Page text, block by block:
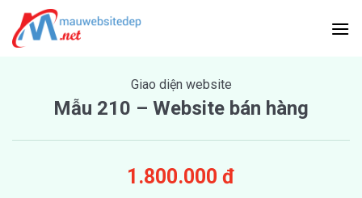
Skip
content
Giao diện website
Mẫu 210 – Website bán hàng
1.800.000 đ